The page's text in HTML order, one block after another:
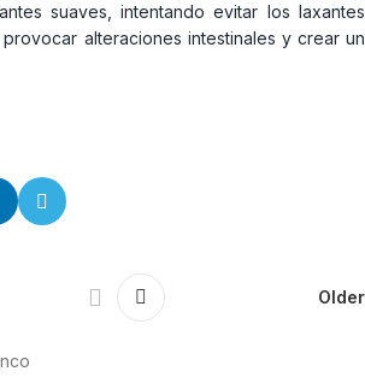
suaves, intentando evitar los laxantes
alteraciones intestinales y crear un
Older